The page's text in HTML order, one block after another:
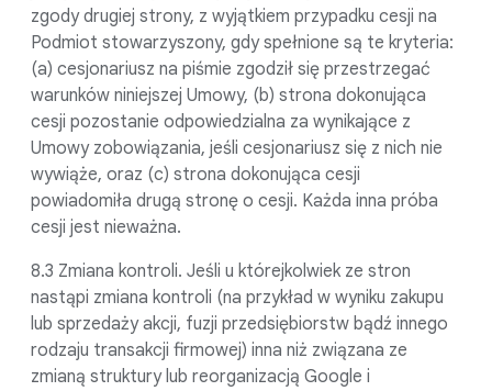
zgody drugiej strony, z wyjątkiem przypadku cesji na
Podmiot stowarzyszony, gdy spełnione są te kryteria:
(a) cesjonariusz na piśmie zgodził się przestrzegać
warunków niniejszej Umowy, (b) strona dokonująca
cesji pozostanie odpowiedzialna za wynikające z
Umowy zobowiązania, jeśli cesjonariusz się z nich nie
wywiąże, oraz (c) strona dokonująca cesji
powiadomiła drugą stronę o cesji. Każda inna próba
cesji jest nieważna.
8.3 Zmiana kontroli. Jeśli u którejkolwiek ze stron
nastąpi zmiana kontroli (na przykład w wyniku zakupu
lub sprzedaży akcji, fuzji przedsiębiorstw bądź innego
rodzaju transakcji firmowej) inna niż związana ze
zmianą struktury lub reorganizacją Google i